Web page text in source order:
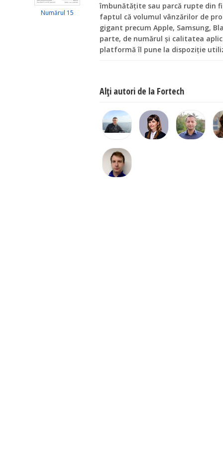
Numărul 15
îmbunătățite sau parcă rupte din
faptul că volumul vânzărilor de
gigant precum Apple, Samsung,
parte, de numărul și calitatea
platformă îl pune la dispoziție
Alţi autori de la Fortech